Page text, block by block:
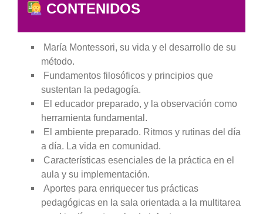
CONTENIDOS
María Montessori, su vida y el desarrollo de su
método.
Fundamentos filosóficos y principios que
sustentan la pedagogía.
El educador preparado, y la observación como
herramienta fundamental.
El ambiente preparado. Ritmos y rutinas del día
a día. La vida en comunidad.
Características esenciales de la práctica en el
aula y su implementación.
Aportes para enriquecer tus prácticas
pedagógicas en la sala orientada a la multitarea